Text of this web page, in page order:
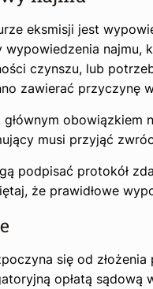
eksmisji jest
najmu,
czynszu, lub
zawierać przyczynę
musi przyjąć
podpisać protokół
że prawidłowe
się od
opłatą